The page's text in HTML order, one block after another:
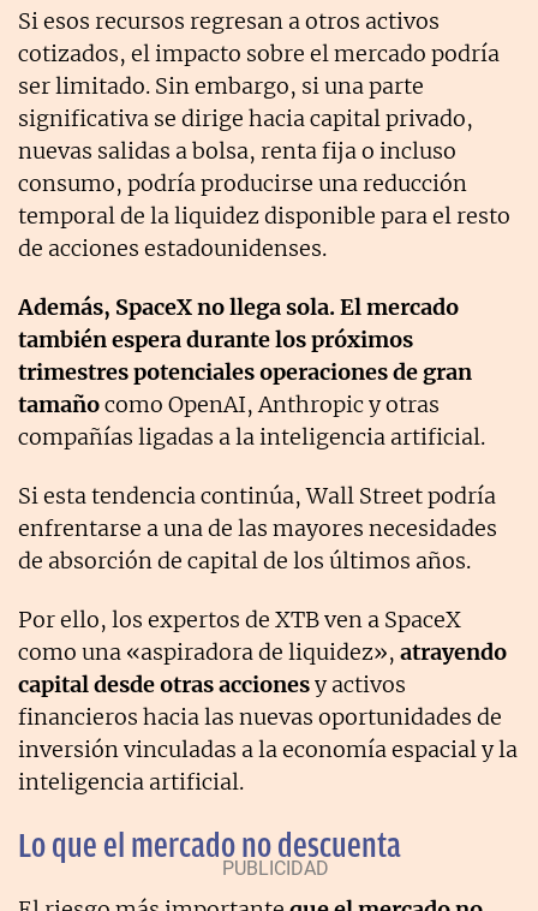
Si esos recursos regresan a otros activos
cotizados, el impacto sobre el mercado podría
ser limitado. Sin embargo, si una parte
significativa se dirige hacia capital privado,
nuevas salidas a bolsa, renta fija o incluso
consumo, podría producirse una reducción
temporal de la liquidez disponible para el resto
de acciones estadounidenses.
Además, SpaceX no llega sola. El mercado
también espera durante los próximos
trimestres potenciales operaciones de gran
tamañocomo OpenAI, Anthropic y otras
compañías ligadas a la inteligencia artificial.
Si esta tendencia continúa, Wall Street podría
enfrentarse a una de las mayores necesidades
de absorción de capital de los últimos años.
Por ello, los expertos de XTB ven a SpaceX
como una «aspiradora de liquidez», atrayendo
capital desde otras accionesy activos
financieros hacia las nuevas oportunidades de
inversión vinculadas a la economía espacial y la
inteligencia artificial.
Lo que el mercado no descuenta